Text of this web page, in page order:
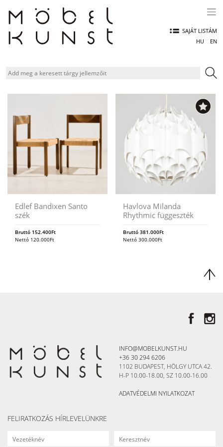
content
SAJÁT LISTÁM
HU
EN
Edlef Bandixen Santo
szék
Bruttó 152.400Ft
Nettó 120.000Ft
Havlova Milanda
Rhythmic függeszték
Bruttó381.000Ft
Nettó300.000Ft
INFO@MOBELKUNST.HU
+36 30 294 6206
1102 BUDAPEST, HÖLGY UTCA 42.
H-P 10.00-18.00, SZ 10.00-16.00
ADATVÉDELMI NYILATKOZAT
FELIRATKOZÁS HÍRLEVELÜNKRE